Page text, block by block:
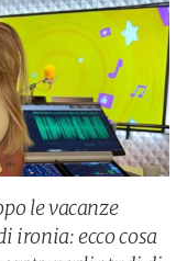
le vacanze
ironia: ecco cosa